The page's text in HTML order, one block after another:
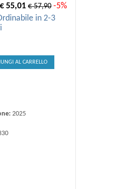
55,01 € 57,90 -5%
in 2-3
AL CARRELLO
2025